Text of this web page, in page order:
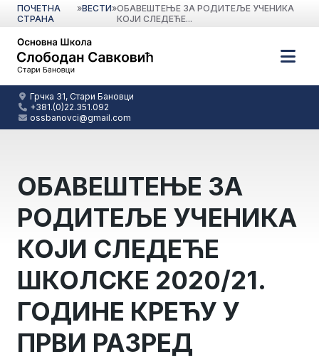
ПОЧЕТНА
СТРАНА
»ВЕСТИ»ОБАВЕШТЕЊЕ ЗА РОДИТЕЉЕ УЧЕНИКА
КОЈИ СЛЕДЕЋЕ...
Грчка 31, Стари Бановци
+381.(0)22.351.092
ossbanovci@gmail.com
ОБАВЕШТЕЊЕ ЗА
РОДИТЕЉЕ УЧЕНИКА
КОЈИ СЛЕДЕЋЕ
ШКОЛСКЕ 2020/21.
ГОДИНЕ КРЕЋУ У
ПРВИ РАЗРЕД